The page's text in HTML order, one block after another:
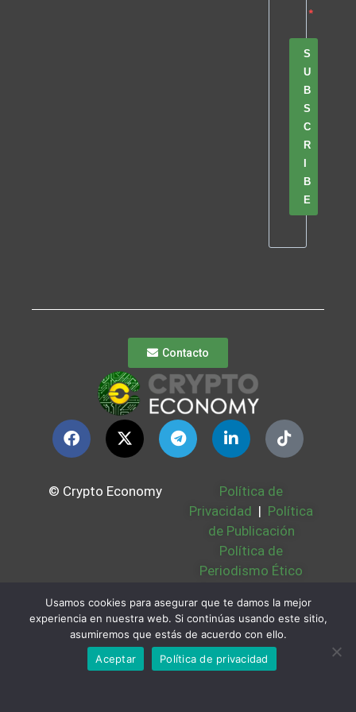
S
U
B
S
C
R
I
B
E
Contacto
© Crypto Economy
Política de
Privacidad | Política
de Publicación
Política de
Periodismo Ético
Bases Legales |
Partners | Sobre
Nosotros
Usamos cookies para asegurar que te damos la mejor
experiencia en nuestra web. Si continúas usando este sitio,
asumiremos que estás de acuerdo con ello.
Aceptar
Política de privacidad